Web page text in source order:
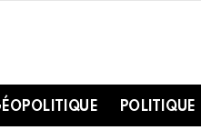
POLITIQUE